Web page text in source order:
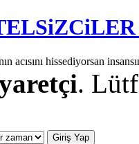
acısını hissediyorsan
.